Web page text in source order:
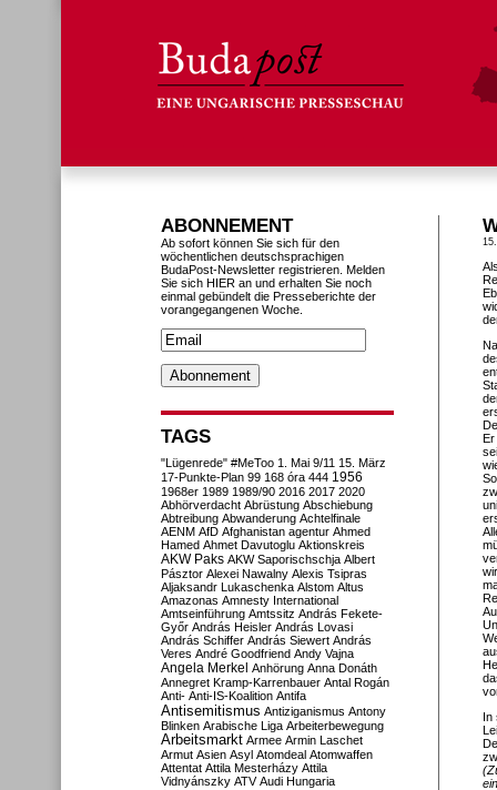
Er
In
ABONNEMENT
Ab sofort können Sie sich für den
wöchentlichen deutschsprachigen
BudaPost-Newsletter registrieren. Melden
Sie sich HIER an und erhalten Sie noch
einmal gebündelt die Presseberichte der
vorangegangenen Woche.
TAGS
"Lügenrede" #MeToo 1. Mai 9/11 15. März
17-Punkte-Plan 99 168 óra 444 1956
1968er 1989 1989/90 2016 2017 2020
Abhörverdacht Abrüstung Abschiebung
Abtreibung Abwanderung Achtelfinale
AENM AfD Afghanistan agentur Ahmed
Hamed Ahmet Davutoglu Aktionskreis
AKW Paks AKW Saporischschja Albert
Pásztor Alexei Nawalny Alexis Tsipras
Aljaksandr Lukaschenka Alstom Altus
Amazonas Amnesty International
Amtseinführung Amtssitz András Fekete-
Győr András Heisler András Lovasi
András Schiffer András Siewert András
Veres André Goodfriend Andy Vajna
Angela Merkel Anhörung Anna Donáth
Annegret Kramp-Karrenbauer Antal Rogán
Anti- Anti-IS-Koalition Antifa
Antisemitismus Antiziganismus Antony
Blinken Arabische Liga Arbeiterbewegung
Arbeitsmarkt Armee Armin Laschet
Armut Asien Asyl Atomdeal Atomwaffen
Attentat Attila Mesterházy Attila
Vidnyánszky ATV Audi Hungaria